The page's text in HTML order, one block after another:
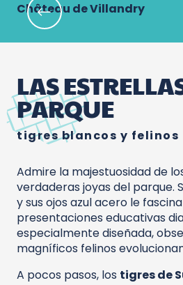
Château de Villandry
LAS
PARQUE
tigres blancos y felinos
Admire la majestuosidad de
verdaderas joyas del parque.
y sus ojos azul acero le
presentaciones educativas
especialmente diseñada,
magníficos felinos
A pocos pasos, los tigres de